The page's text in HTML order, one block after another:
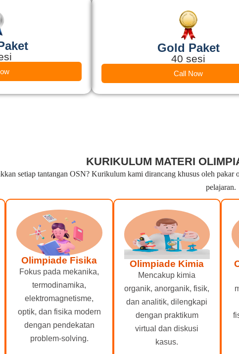
Gold Paket
40 sesi
Call Now
KURIKULUM MATERI
setiap tantangan OSN? Kurikulum kami dirancang khusus oleh
pelajaran.
Olimpiade Fisika
Fokus pada mekanika,
termodinamika,
elektromagnetisme,
optik, dan fisika modern
dengan pendekatan
problem-solving.
Olimpiade Kimia
Mencakup kimia
organik, anorganik, fisik,
dan analitik, dilengkapi
dengan praktikum
virtual dan diskusi
kasus.